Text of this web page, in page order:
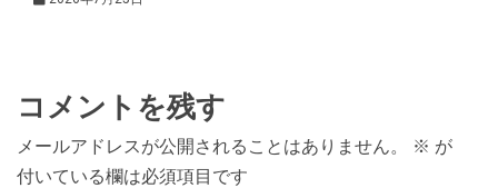
コメントを残す
メールアドレスが公開されることはありません。 ※ が
付いている欄は必須項目です